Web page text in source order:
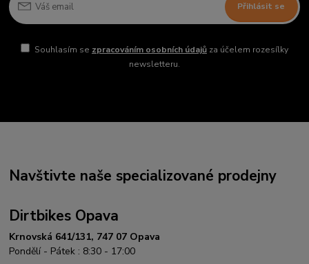
Přihlásit se
Souhlasím se zpracováním osobních údajůza účelem rozesílky
newsletteru.
Navštivte naše specializované prodejny
Dirtbikes Opava
Krnovská 641/131, 747 07 Opava
Pondělí - Pátek : 8:30 - 17:00